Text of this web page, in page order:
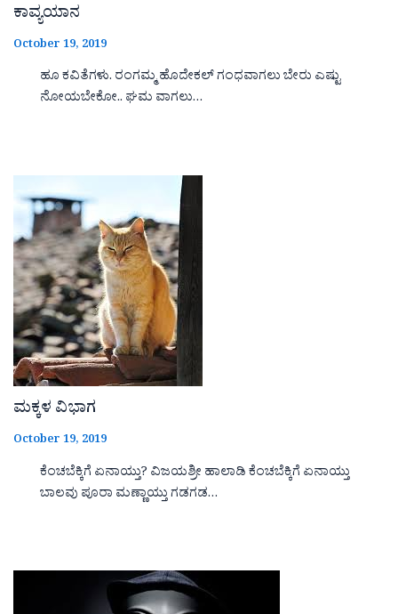
ಕಾವ್ಯಯಾನ
October 19, 2019
ಹೂ ಕವಿತೆಗಳು. ರಂಗಮ್ಮ ಹೊದೇಕಲ್ ಗಂಧವಾಗಲು ಬೇರು ಎಷ್ಟು
ನೋಯಬೇಕೋ.. ಘಮ ವಾಗಲು…
ಮಕ್ಕಳ ವಿಭಾಗ
October 19, 2019
ಕೆಂಚಬೆಕ್ಕಿಗೆ ಏನಾಯ್ತು? ವಿಜಯಶ್ರೀ ಹಾಲಾಡಿ ಕೆಂಚಬೆಕ್ಕಿಗೆ ಏನಾಯ್ತು
ಬಾಲವು ಪೂರಾ ಮಣ್ಣಾಯ್ತು ಗಡಗಡ…